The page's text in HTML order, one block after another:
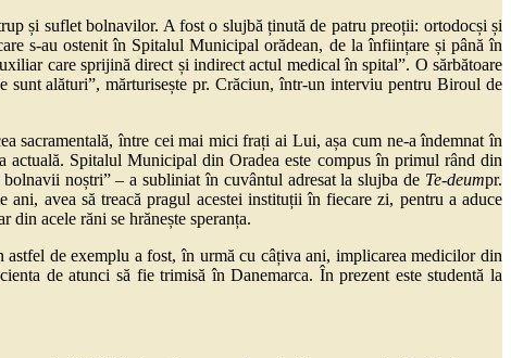
și suflet bolnavilor. A fost o slujbă ținută de patru preoții: ortodocși și
s-au ostenit în Spitalul Municipal orădean, de la înființare și până în
care sprijină direct și indirect actul medical în spital”. O sărbătoare
sunt alături”, mărturisește pr. Crăciun, într-un interviu pentru Biroul de
sacramentală, între cei mai mici frați ai Lui, așa cum ne-a îndemnat în
actuală. Spitalul Municipal din Oradea este compus în primul rând din
noștri” – a subliniat în cuvântul adresat la slujba de Te-deumpr.
avea să treacă pragul acestei instituții în fiecare zi, pentru a aduce
din acele răni se hrănește speranța.
de exemplu a fost, în urmă cu câțiva ani, implicarea medicilor din
de atunci să fie trimisă în Danemarca. În prezent este studentă la